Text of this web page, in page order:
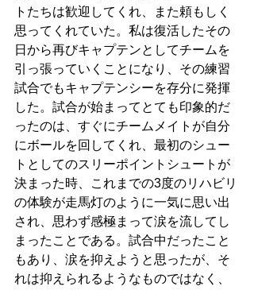
トたちは歓迎してくれ、また頼もしく
思ってくれていた。私は復活したその
日から再びキャプテンとしてチームを
引っ張っていくことになり、その練習
試合でもキャプテンシーを存分に発揮
した。試合が始まってとても印象的だ
ったのは、すぐにチームメイトが自分
にボールを回してくれ、最初のシュー
トとしてのスリーポイントシュートが
決まった時、これまでの3度のリハビリ
の体験が走馬灯のように一気に思い出
され、思わず感極まって涙を流してし
まったことである。試合中だったこと
もあり、涙を抑えようと思ったが、そ
れは抑えられるようなものではなく、